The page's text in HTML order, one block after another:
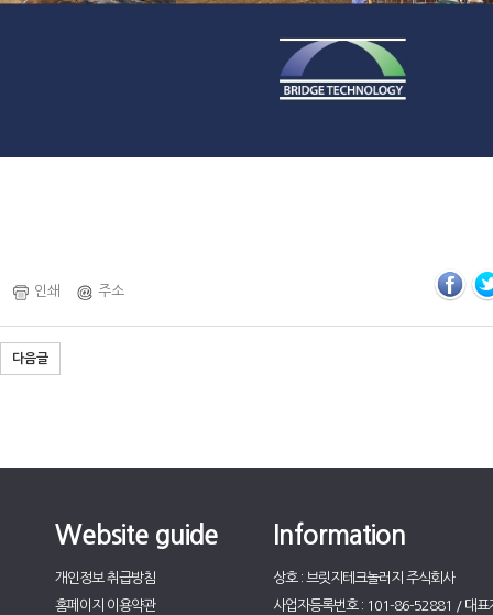
인쇄 주소
다음글
Website guide
개인정보 취급방침
홈페이지 이용약관
Information
상호 : 브릿지테크놀러지 주식회사
사업자등록번호 : 101-86-52881 / 대표